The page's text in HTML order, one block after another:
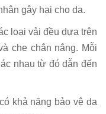
gây hại cho da.
loại vải đều dựa trên
che chắn nắng. Mỗi
nhau từ đó dẫn đến
khả năng bảo vệ da